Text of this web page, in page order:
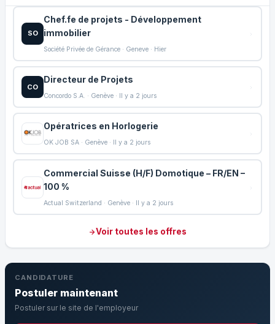
SO
Chef.fe de projets - Développement
immobilier
Société Privée de Gérance · Geneve · Hier
CO
Directeur de Projets
Concordo S.A. · Genève · Il y a 2 jours
Opératrices en Horlogerie
OK JOB SA · Genève · Il y a 2 jours
Commercial Suisse (H/F) Domotique – FR/EN –
100 %
Actual Switzerland · Genève · Il y a 2 jours
Voir toutes les offres
CANDIDATURE
Postuler maintenant
Postuler sur le site de l'employeur